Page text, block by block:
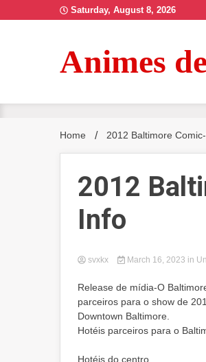
to
Saturday, August 8, 2026
Animes
Home 2012 Baltimore
2012
Info
svxkx March 16, 2023 in
Release de mídia-O
parceiros para o show de
Downtown Baltimore.
Hotéis parceiros para o
Hotéis do centro